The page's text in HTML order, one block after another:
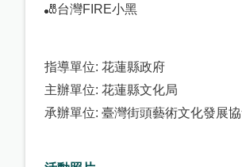
🎳台灣FIRE小黑
指導單位: 花蓮縣政府
主辦單位: 花蓮縣文化局
承辦單位: 臺灣街頭藝術文化發展